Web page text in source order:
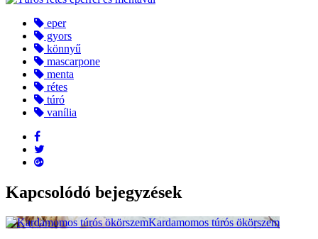
eper
gyors
könnyű
mascarpone
menta
rétes
túró
vanília
Kapcsolódó bejegyzések
Kardamomos túrós ökörszem